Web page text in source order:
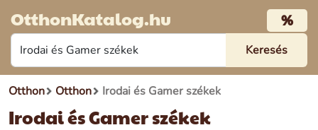
OtthonKatalog.hu %
Otthon Otthon Irodai és Gamer székek
Irodai és Gamer székek